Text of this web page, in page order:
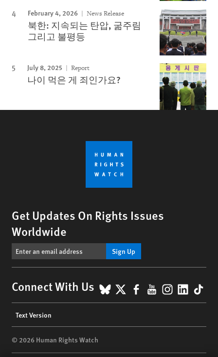
February 4, 2026 News Release
북한: 지속되는 탄압, 굶주림
그리고 불평등
July 8, 2025 Report
나이 먹은 게 죄인가요?
Get Updates On Rights Issues
Worldwide
Sign Up
Connect With Us BlueSky
X Facebook
YouTube
menu
Text Version
© 2026 Human Rights Watch